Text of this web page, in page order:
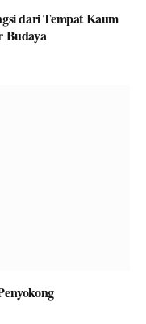
dari Tempat Kaum
Budaya